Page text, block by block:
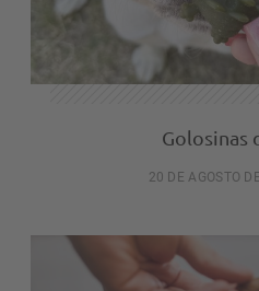
Golosinas
20 DE AGOSTO